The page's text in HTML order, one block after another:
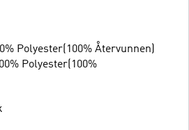
Polyester(100% Återvunnen)
Polyester(100%